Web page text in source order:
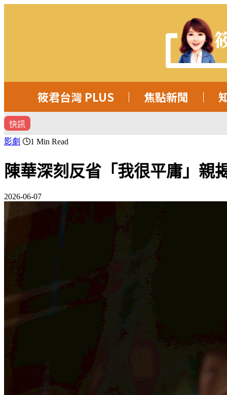
筱君台灣 PLUS 焦點新聞
快訊
影劇 1 Min Read
陳華深刻反省「我很平庸」親
2026-06-07